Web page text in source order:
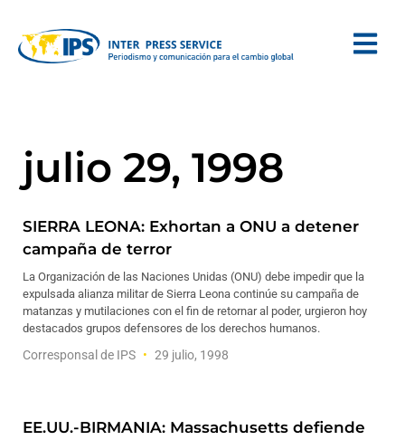
julio 29, 1998
SIERRA LEONA: Exhortan a ONU a detener
campaña de terror
La Organización de las Naciones Unidas (ONU) debe impedir que la
expulsada alianza militar de Sierra Leona continúe su campaña de
matanzas y mutilaciones con el fin de retornar al poder, urgieron hoy
destacados grupos defensores de los derechos humanos.
Corresponsal de IPS 29 julio, 1998
EE.UU.-BIRMANIA: Massachusetts defiende